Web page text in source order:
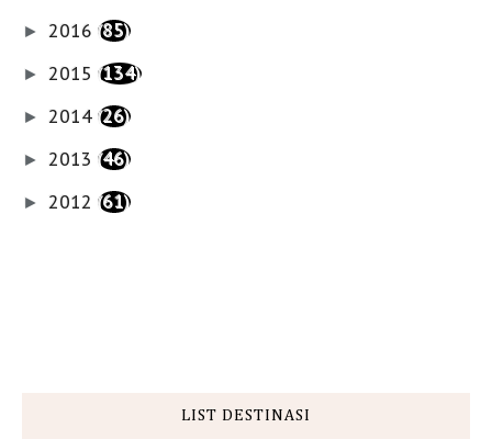
► 2016 (85)
► 2015 (134)
► 2014 (26)
► 2013 (46)
► 2012 (61)
LIST DESTINASI